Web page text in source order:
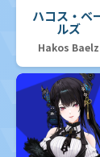
ハコス・ベ
ルズ
Hakos Baelz